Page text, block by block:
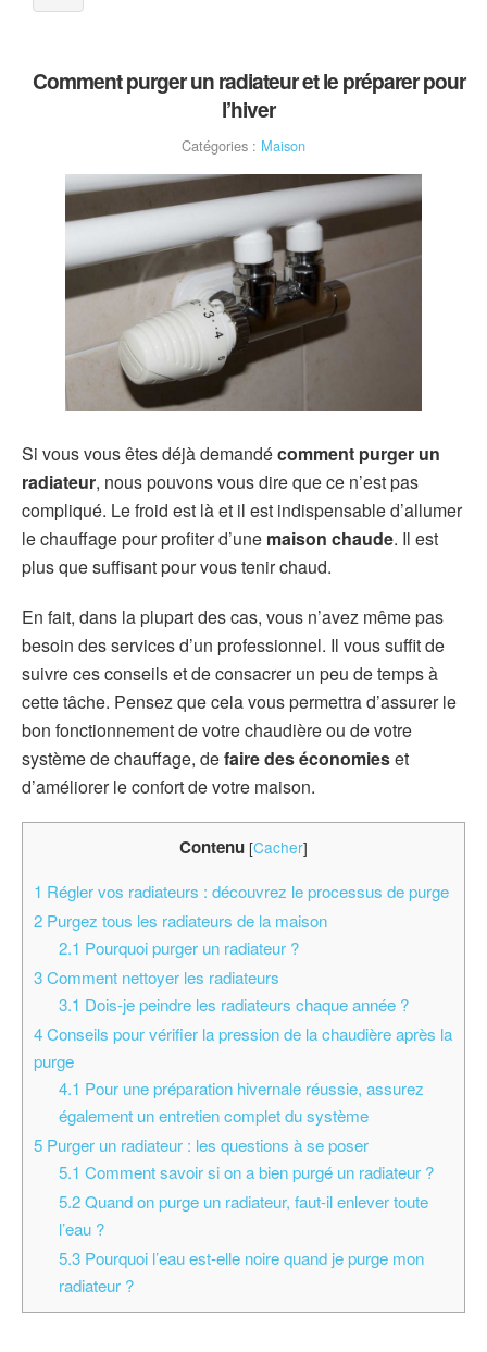
Comment purger un radiateur et le préparer pour
l’hiver
Catégories : Maison
Si vous vous êtes déjà demandécomment purger un
radiateur, nous pouvons vous dire que ce n’est pas
compliqué. Le froid est là et il est indispensable d’allumer
le chauffage pour profiter d’une maison chaude. Il est
plus que suffisant pour vous tenir chaud.
En fait, dans la plupart des cas, vous n’avez même pas
besoin des services d’un professionnel. Il vous suffit de
suivre ces conseils et de consacrer un peu de temps à
cette tâche. Pensez que cela vous permettra d’assurer le
bon fonctionnement de votre chaudière ou de votre
système de chauffage, defaire des économieset
d’améliorer le confort de votre maison.
Contenu [Cacher]
1 Régler vos radiateurs : découvrez le processus de purge
2 Purgez tous les radiateurs de la maison
2.1 Pourquoi purger un radiateur ?
3Comment nettoyer les radiateurs
3.1 Dois-je peindre les radiateurs chaque année ?
4Conseils pour vérifier la pression de la chaudière après la
purge
4.1 Pour une préparation hivernale réussie, assurez
également un entretien complet du système
5 Purger un radiateur : les questions à se poser
5.1 Comment savoir si on a bien purgé un radiateur ?
5.2Quand on purge un radiateur, faut-il enlever toute
l’eau ?
5.3Pourquoi l’eau est-elle noire quand je purge mon
radiateur ?